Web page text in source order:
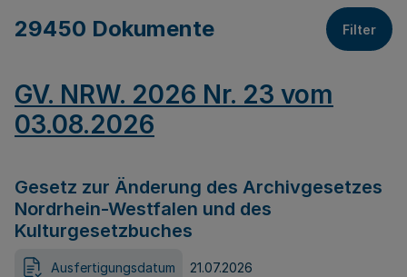
29450 Dokumente Filter
GV. NRW. 2026 Nr. 23 vom
03.08.2026
Gesetz zur Änderung des Archivgesetzes
Nordrhein-Westfalen und des
Kulturgesetzbuches
Ausfertigungsdatum 21.07.2026